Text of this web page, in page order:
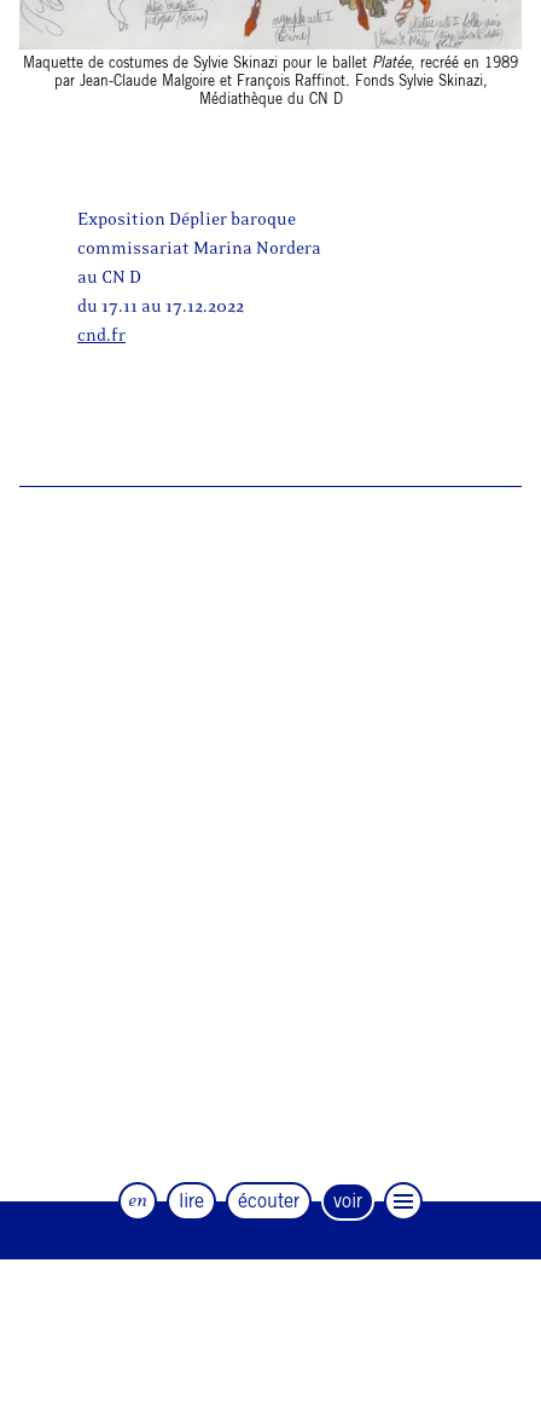
Maquette de costumes de Sylvie Skinazi pour le ballet Platée, recréé en 1989
par Jean-Claude Malgoire et François Raffinot. Fonds Sylvie Skinazi,
Médiathèque du CN D
Exposition Déplier baroque
commissariat Marina Nordera
au CN D
du 17.11 au 17.12.2022
cnd.fr
en lire écouter voir